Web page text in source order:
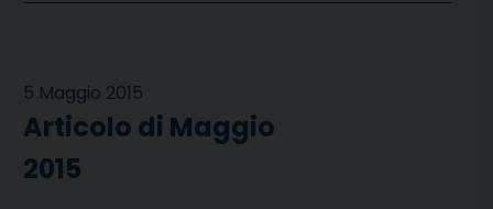
5 Maggio 2015
Articolo di Maggio
2015